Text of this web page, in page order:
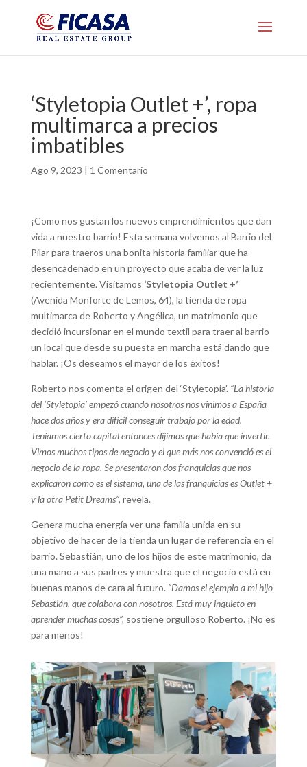
‘Styletopia Outlet +’, ropa
multimarca a precios
imbatibles
Ago 9, 2023 | 1 Comentario
¡Como nos gustan los nuevos emprendimientos que dan
vida a nuestro barrio! Esta semana volvemos al Barrio del
Pilar para traeros una bonita historia familiar que ha
desencadenado en un proyecto que acaba de ver la luz
recientemente. Visitamos ‘Styletopia Outlet +’
(Avenida Monforte de Lemos, 64), la tienda de ropa
multimarca de Roberto y Angélica, un matrimonio que
decidió incursionar en el mundo textil para traer al barrio
un local que desde su puesta en marcha está dando que
hablar. ¡Os deseamos el mayor de los éxitos!
Roberto nos comenta el origen del ‘Styletopia’. “La historia
del ‘Styletopia’ empezó cuando nosotros nos vinimos a España
hace dos años y era difícil conseguir trabajo por la edad.
Teníamos cierto capital entonces dijimos que había que invertir.
Vimos muchos tipos de negocio y el que más nos convenció es el
negocio de la ropa. Se presentaron dos franquicias que nos
explicaron como es el sistema, una de las franquicias es Outlet +
y la otra Petit Dreams”, revela.
Genera mucha energía ver una familia unida en su
objetivo de hacer de la tienda un lugar de referencia en el
barrio. Sebastián, uno de los hijos de este matrimonio, da
una mano a sus padres y muestra que el negocio está en
buenas manos de cara al futuro. “Damos el ejemplo a mi hijo
Sebastián, que colabora con nosotros. Está muy inquieto en
aprender muchas cosas”, sostiene orgulloso Roberto. ¡No es
para menos!